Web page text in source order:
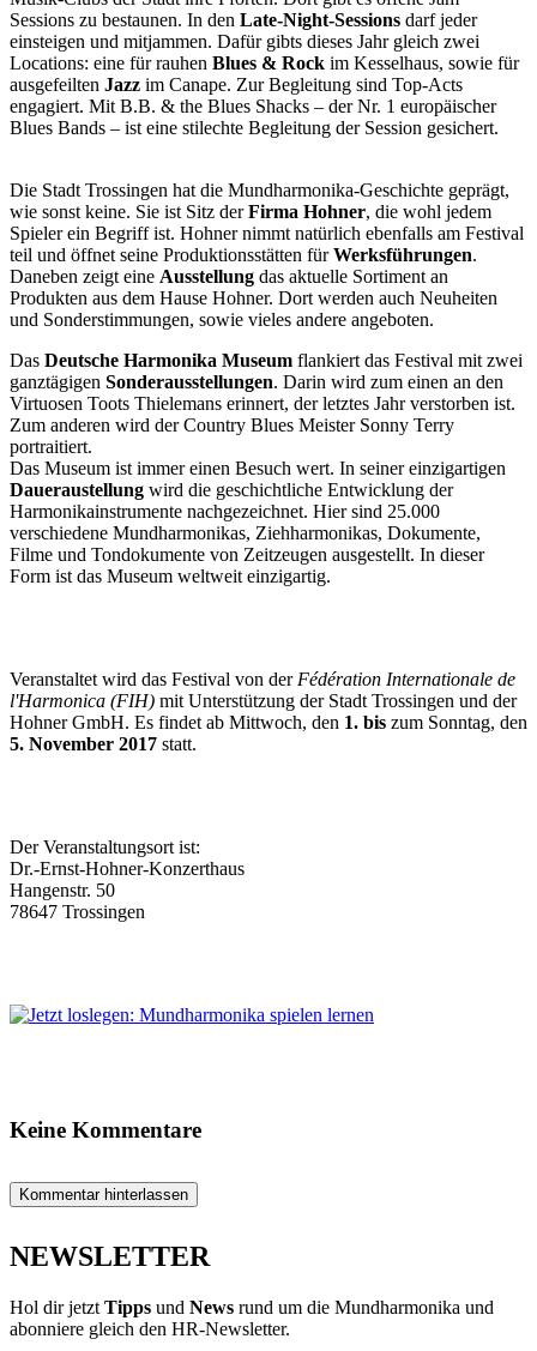
Sessions zu bestaunen. In den Late-Night-Sessions darf jeder
einsteigen und mitjammen. Dafür gibts dieses Jahr gleich zwei
Locations: eine für rauhen Blues & Rock im Kesselhaus, sowie für
ausgefeilten Jazz im Canape. Zur Begleitung sind Top-Acts
engagiert. Mit B.B. & the Blues Shacks – der Nr. 1 europäischer
Blues Bands – ist eine stilechte Begleitung der Session gesichert.
Die Stadt Trossingen hat die Mundharmonika-Geschichte geprägt,
wie sonst keine. Sie ist Sitz derFirma Hohner, die wohl jedem
Spieler ein Begriff ist. Hohner nimmt natürlich ebenfalls am Festival
teil und öffnet seine Produktionsstätten fürWerksführungen.
Daneben zeigt eine Ausstellung das aktuelle Sortiment an
Produkten aus dem Hause Hohner. Dort werden auch Neuheiten
und Sonderstimmungen, sowie vieles andere angeboten.
Das Deutsche Harmonika Museum flankiert das Festival mit zwei
ganztägigen Sonderausstellungen. Darin wird zum einen an den
Virtuosen Toots Thielemans erinnert, der letztes Jahr verstorben ist.
Zum anderen wird der Country Blues Meister Sonny Terry
portraitiert.
Das Museum ist immer einen Besuch wert. In seiner einzigartigen
Daueraustellung wird die geschichtliche Entwicklung der
Harmonikainstrumente nachgezeichnet. Hier sind 25.000
verschiedene Mundharmonikas, Ziehharmonikas, Dokumente,
Filme und Tondokumente von Zeitzeugen ausgestellt. In dieser
Form ist das Museum weltweit einzigartig.
Veranstaltet wird das Festival von der Fédération Internationale de
l'Harmonica (FIH) mit Unterstützung der Stadt Trossingen und der
Hohner GmbH. Es findet ab Mittwoch, den 1. bis zum Sonntag, den
5. November 2017 statt.
Der Veranstaltungsort ist:
Dr.-Ernst-Hohner-Konzerthaus
Hangenstr. 50
78647 Trossingen
Keine Kommentare
Kommentar hinterlassen
NEWSLETTER
Hol dir jetzt Tipps und News rund um die Mundharmonika und
abonniere gleich den HR-Newsletter.